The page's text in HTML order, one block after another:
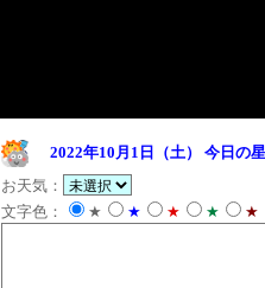
2022年10月1日（土）
今日の
お天気：
文字色：
★ ★ ★ ★ ★